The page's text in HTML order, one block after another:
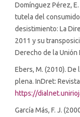
Domínguez Pérez,
tutela del
desistimiento: La
2011 y su
Derecho de la Unión
Ebers, M. (2010). De
plena. InDret:
https://
García Más, F. J.